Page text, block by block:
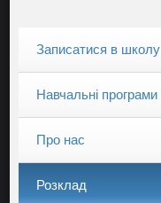
Записатися в школу
Навчальні програми
Про нас
Розклад